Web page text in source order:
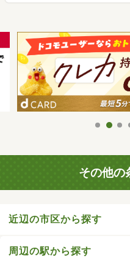
その他の
近辺の市区から探す
周辺の駅から探す